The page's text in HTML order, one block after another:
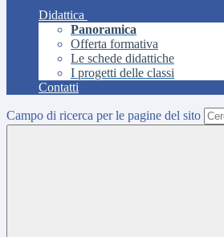
Didattica
Panoramica
Offerta formativa
Le schede didattiche
I progetti delle classi
Contatti
Campo di ricerca per le pagine del sito